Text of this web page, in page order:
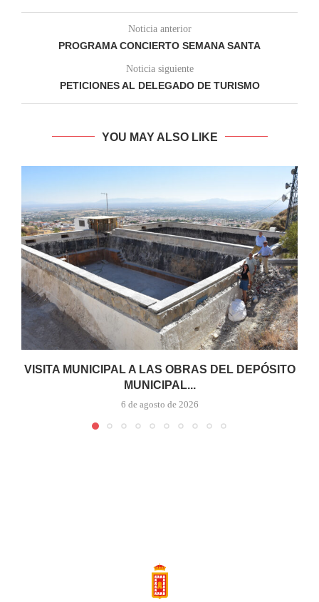
Noticia anterior
PROGRAMA CONCIERTO SEMANA SANTA
Noticia siguiente
PETICIONES AL DELEGADO DE TURISMO
YOU MAY ALSO LIKE
VISITA MUNICIPAL A LAS OBRAS DEL DEPÓSITO
MUNICIPAL...
6 de agosto de 2026